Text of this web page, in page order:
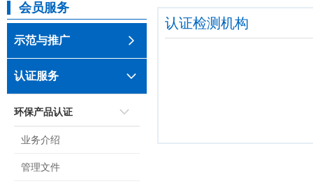
会员服务
示范与推广
认证服务
环保产品认证
业务介绍
管理文件
认证检测机构